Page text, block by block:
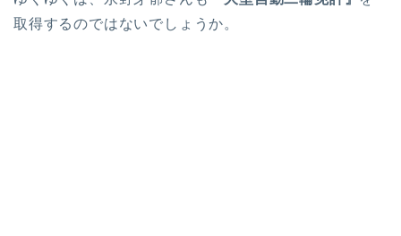
取得するのではないでしょうか。